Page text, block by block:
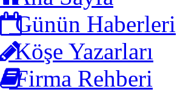
Günün Haberleri
Köşe Yazarları
Firma Rehberi